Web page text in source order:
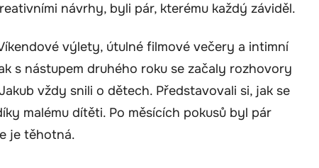
návrhy, byli pár, kterému každý záviděl.
výlety, útulné filmové večery a intimní
s nástupem druhého roku se začaly rozhovory
vždy snili o dětech. Představovali si, jak se
malému dítěti. Po měsících pokusů byl pár
je těhotná.